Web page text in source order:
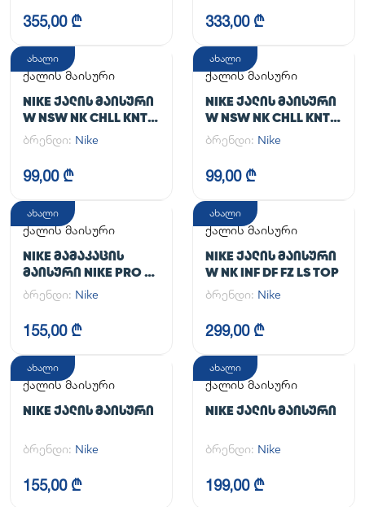
355,00 ₾ 333,00 ₾
ახალი
ქალის მაისური
NIKE ᲥᲐᲚᲘᲡ ᲛᲐᲘᲡᲣᲠᲘ
W NSW NK CHLL KNT
MD CRP
ბრენდი: Nike
99,00 ₾
ახალი
ქალის მაისური
NIKE ᲥᲐᲚᲘᲡ ᲛᲐᲘᲡᲣᲠᲘ
W NSW NK CHLL KNT
MD CRP
ბრენდი: Nike
99,00 ₾
ახალი
ქალის მაისური
NIKE ᲛᲐᲛᲐᲙᲐᲪᲘᲡ
ᲛᲐᲘᲡᲣᲠᲘ NIKE PRO DF
365 CROP LS
ბრენდი: Nike
155,00 ₾
ახალი
ქალის მაისური
NIKE ᲥᲐᲚᲘᲡ ᲛᲐᲘᲡᲣᲠᲘ
W NK INF DF FZ LS TOP
ბრენდი: Nike
299,00 ₾
ახალი
ქალის მაისური
NIKE ᲥᲐᲚᲘᲡ ᲛᲐᲘᲡᲣᲠᲘ
ბრენდი: Nike
155,00 ₾
ახალი
ქალის მაისური
NIKE ᲥᲐᲚᲘᲡ ᲛᲐᲘᲡᲣᲠᲘ
ბრენდი: Nike
199,00 ₾